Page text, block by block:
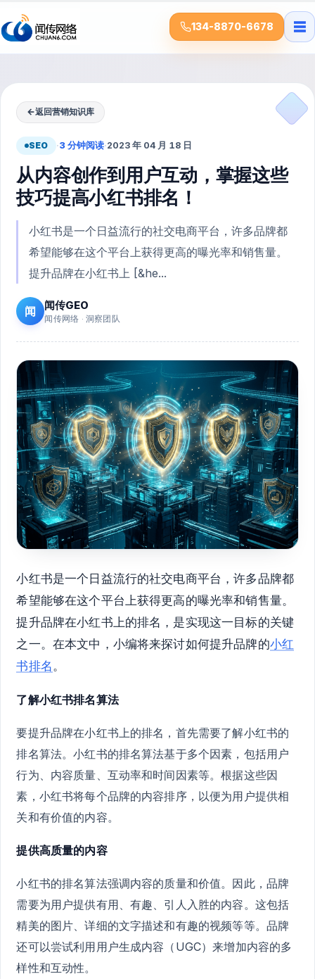
134-8870-6678 ☰
←返回营销知识库
SEO ·3 分钟阅读·2023 年 04 月 18 日
从内容创作到用户互动，掌握这些
技巧提高小红书排名！
小红书是一个日益流行的社交电商平台，许多品牌都
希望能够在这个平台上获得更高的曝光率和销售量。
提升品牌在小红书上 [&he...
闻 闻传GEO
闻传网络 · 洞察团队
小红书是一个日益流行的社交电商平台，许多品牌都
希望能够在这个平台上获得更高的曝光率和销售量。
提升品牌在小红书上的排名，是实现这一目标的关键
之一。在本文中，小编将来探讨如何提升品牌的小红
书排名 。
了解小红书排名算法
要提升品牌在小红书上的排名，首先需要了解小红书的
排名算法。小红书的排名算法基于多个因素，包括用户
行为、内容质量、互动率和时间因素等。根据这些因
素，小红书将每个品牌的内容排序，以便为用户提供相
关和有价值的内容。
提供高质量的内容
小红书的排名算法强调内容的质量和价值。因此，品牌
需要为用户提供有用、有趣、引人入胜的内容。这包括
精美的图片、详细的文字描述和有趣的视频等等。品牌
还可以尝试利用用户生成内容（UGC）来增加内容的多
样性和互动性。